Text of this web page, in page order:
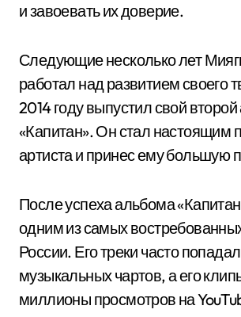
и завоевать их доверие.
Следующие несколько лет
работал над развитием своего
2014 году выпустил свой
«Капитан». Он стал настоящим
артиста и принес ему большую
После успеха альбома
одним из самых
России. Его треки часто
музыкальных чартов, а его
миллионы просмотров на